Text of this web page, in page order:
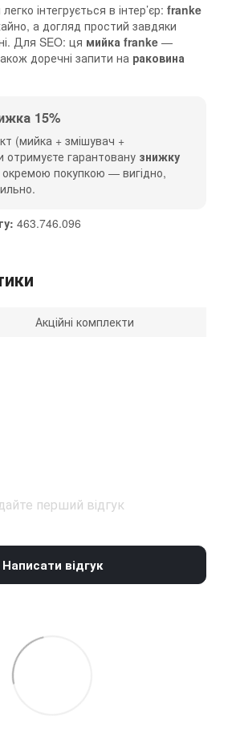
інтегрується в інтер’єр: franke
а догляд простий завдяки
Для SEO: ця мийка franke —
доречні запити на раковина
15%
(мийка + змішувач +
отримуєте гарантовану знижку
окремою покупкою — вигідно,
463.746.096
Акційні комплекти
перший відгук
Написати відгук